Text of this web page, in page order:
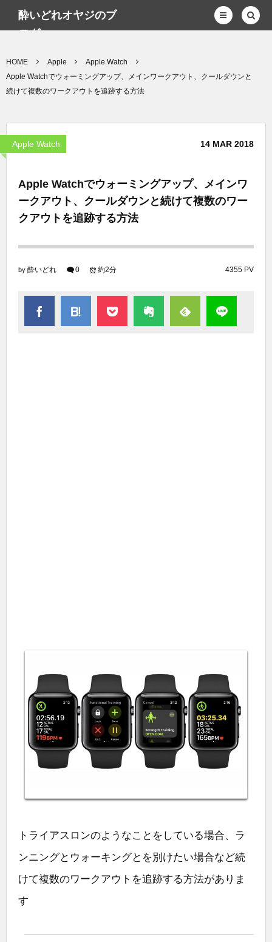
酔いどれオヤジのブ
ログwp
HOME Apple
Apple Watch
Apple Watchでウォーミングアップ、メインワークアウト、クールダウンと
続けて複数のワークアウトを追跡する方法
Apple Watch 14 MAR 2018
Apple Watchでウォーミングアップ、メインワ
ークアウト、クールダウンと続けて複数のワー
クアウトを追跡する方法
by 酔いどれ 0 4355 PV
約2分
トライアスロンのようなことをしている場合、ラ
ンニングとウォーキングとを別けたい場合など続
けて複数のワークアウトを追跡する方法がありま
す